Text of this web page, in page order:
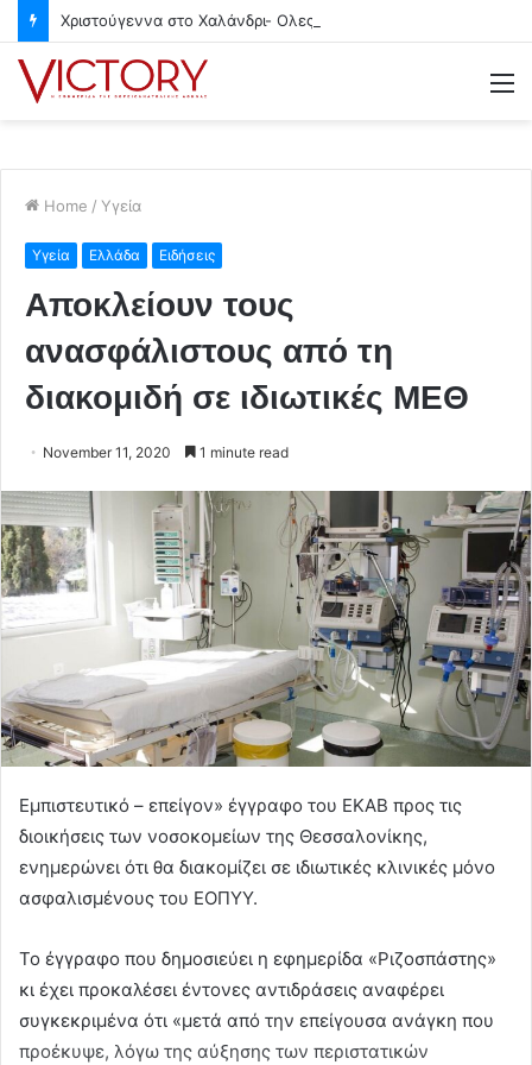
Home / Υγεία
Υγεία Ελλάδα Ειδήσεις
Αποκλείουν τους
ανασφάλιστους από τη
διακομιδή σε ιδιωτικές ΜΕΘ
November 11, 2020 1 minute read
Εμπιστευτικό – επείγον» έγγραφο του ΕΚΑΒ προς τις
διοικήσεις των νοσοκομείων της Θεσσαλονίκης,
ενημερώνει ότι θα διακομίζει σε ιδιωτικές κλινικές μόνο
ασφαλισμένους του ΕΟΠΥΥ.
Το έγγραφο που δημοσιεύει η εφημερίδα «Ριζοσπάστης»
κι έχει προκαλέσει έντονες αντιδράσεις αναφέρει
συγκεκριμένα ότι «μετά από την επείγουσα ανάγκη που
προέκυψε, λόγω της αύξησης των περιστατικών